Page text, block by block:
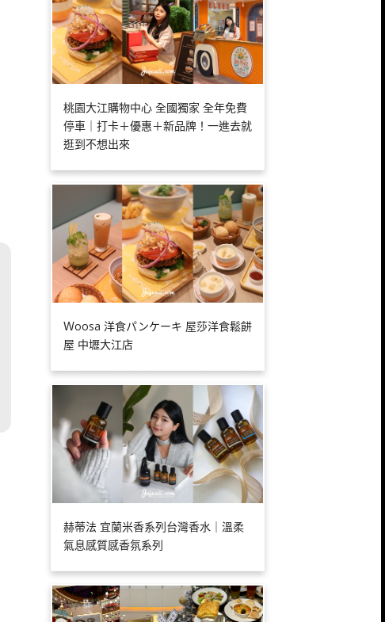
桃園大江購物中心 全國獨家 全年免費
停車｜打卡＋優惠＋新品牌！一進去就
逛到不想出來
Ｗoosa 洋食パンケーキ 屋莎洋食鬆餅
屋 中壢大江店
赫蒂法 宜蘭米香系列台灣香水｜溫柔
氣息感質感香氛系列